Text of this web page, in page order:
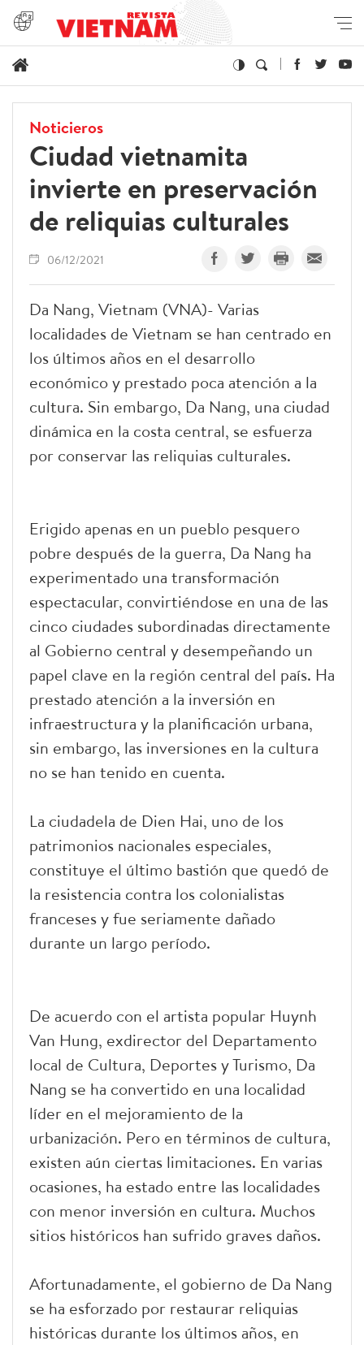
Noticieros
Ciudad vietnamita
invierte en preservación
de reliquias culturales
06/12/2021
Da Nang, Vietnam (VNA)- Varias
localidades de Vietnam se han centrado en
los últimos años en el desarrollo
económico y prestado poca atención a la
cultura. Sin embargo, Da Nang, una ciudad
dinámica en la costa central, se esfuerza
por conservar las reliquias culturales.
Erigido apenas en un pueblo pesquero
pobre después de la guerra, Da Nang ha
experimentado una transformación
espectacular, convirtiéndose en una de las
cinco ciudades subordinadas directamente
al Gobierno central y desempeñando un
papel clave en la región central del país. Ha
prestado atención a la inversión en
infraestructura y la planificación urbana,
sin embargo, las inversiones en la cultura
no se han tenido en cuenta.
La ciudadela de Dien Hai, uno de los
patrimonios nacionales especiales,
constituye el último bastión que quedó de
la resistencia contra los colonialistas
franceses y fue seriamente dañado
durante un largo período.
De acuerdo con el artista popular Huynh
Van Hung, exdirector del Departamento
local de Cultura, Deportes y Turismo, Da
Nang se ha convertido en una localidad
líder en el mejoramiento de la
urbanización. Pero en términos de cultura,
existen aún ciertas limitaciones. En varias
ocasiones, ha estado entre las localidades
con menor inversión en cultura. Muchos
sitios históricos han sufrido graves daños.
Afortunadamente, el gobierno de Da Nang
se ha esforzado por restaurar reliquias
históricas durante los últimos años, en